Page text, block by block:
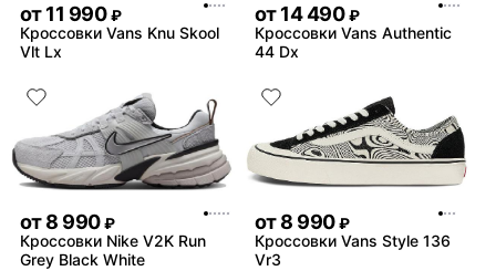
от11 990 ₽
Кроссовки Vans Knu Skool
Vlt Lx
от14 490 ₽
Кроссовки Vans Authentic
44 Dx
от8 990 ₽
Кроссовки Nike V2K Run
Grey Black White
от8 990 ₽
Кроссовки Vans Style 136
Vr3